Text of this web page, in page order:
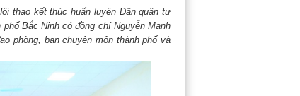
thao kết thúc huấn luyện Dân quân tự
Bắc Ninh có đồng chí Nguyễn Mạnh
phòng, ban chuyên môn thành phố và